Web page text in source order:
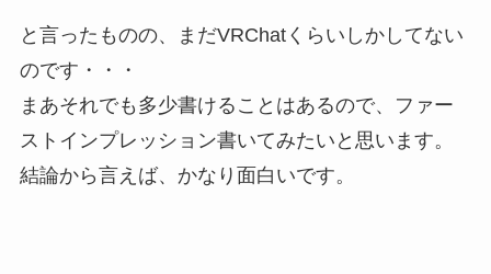
と言ったものの、まだVRChatくらいしかしてない
のです・・・
まあそれでも多少書けることはあるので、ファー
ストインプレッション書いてみたいと思います。
結論から言えば、かなり面白いです。